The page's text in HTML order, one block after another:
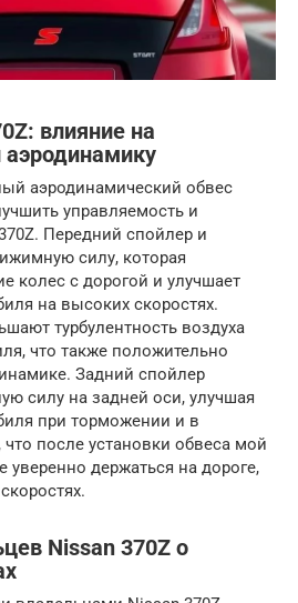
влияние на
аэродинамику
аэродинамический обвес
управляемость и
Передний спойлер и
силу, которая
колес с дорогой и улучшает
на высоких скоростях.
турбулентность воздуха
что также положительно
Задний спойлер
силу на задней оси, улучшая
при торможении и в
после установки обвеса мой
уверенно держаться на дороге,
Nissan 370Z о